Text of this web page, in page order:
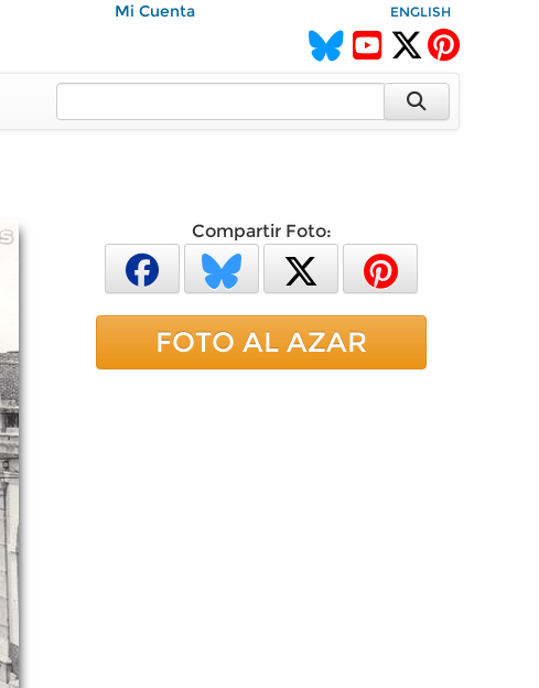
Mi Cuenta ENGLISH
Compartir Foto:
FOTO AL AZAR